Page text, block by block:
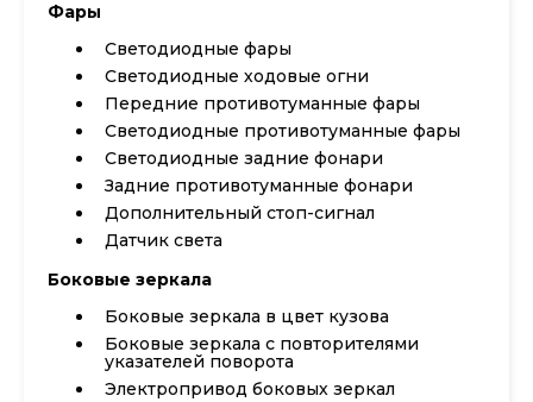
Фары
Светодиодные фары
Светодиодные ходовые огни
Передние противотуманные фары
Светодиодные противотуманные фары
Cветодиодные задние фонари
Задние противотуманные фонари
Дополнительный стоп-сигнал
Датчик света
Боковые зеркала
Боковые зеркала в цвет кузова
Боковые зеркала с повторителями
указателей поворота
Электропривод боковых зеркал